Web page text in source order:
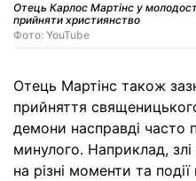
Отець Карлос Мартінс у
прийняти християнство
Фото: YouTube
Отець Мартінс також
прийняття
демони насправді часто
минулого. Наприклад,
на різні моменти та